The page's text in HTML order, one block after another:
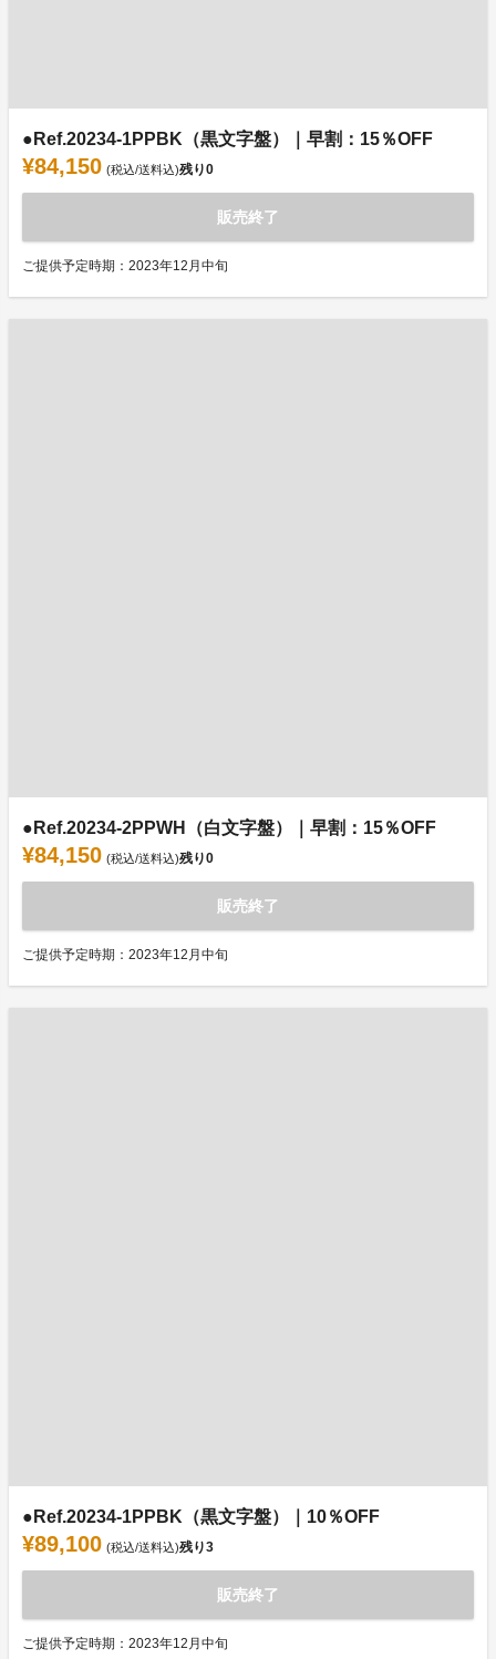
●Ref.20234-1PPBK（黒文字盤）｜早割：15％OFF
¥84,150 (税込/送料込)残り0
販売終了
ご提供予定時期：2023年12月中旬
●Ref.20234-2PPWH（白文字盤）｜早割：15％OFF
¥84,150 (税込/送料込)残り0
販売終了
ご提供予定時期：2023年12月中旬
●Ref.20234-1PPBK（黒文字盤）｜10％OFF
¥89,100 (税込/送料込)残り3
販売終了
ご提供予定時期：2023年12月中旬